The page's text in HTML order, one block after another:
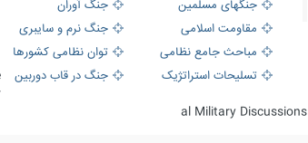
جنگهای مسلمین
جنگ آوران
مقاومت اسلامی
جنگ نرم و سایبری
مباحث جامع نظامی
توان نظامی کشورها
تسلیحات استراتژیک
جنگ در قاب دوربین
al Military Discussions